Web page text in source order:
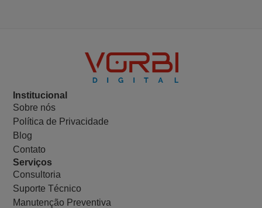
Institucional
Sobre nós
Política de Privacidade
Blog
Contato
Serviços
Consultoria
Suporte Técnico
Manutenção Preventiva